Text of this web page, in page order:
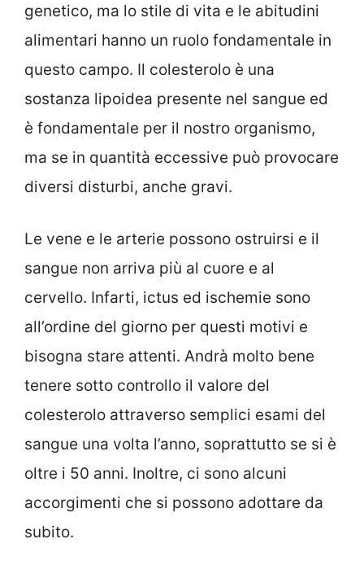
genetico, ma lo stile di vita e le abitudini
alimentari hanno un ruolo fondamentale in
questo campo. Il colesterolo è una
sostanza lipoidea presente nel sangue ed
è fondamentale per il nostro organismo,
ma se in quantità eccessive può provocare
diversi disturbi, anche gravi.
Le vene e le arterie possono ostruirsi e il
sangue non arriva più al cuore e al
cervello. Infarti, ictus ed ischemie sono
all’ordine del giorno per questi motivi e
bisogna stare attenti. Andrà molto bene
tenere sotto controllo il valore del
colesterolo attraverso semplici esami del
sangue una volta l’anno, soprattutto se si è
oltre i 50 anni. Inoltre, ci sono alcuni
accorgimenti che si possono adottare da
subito.